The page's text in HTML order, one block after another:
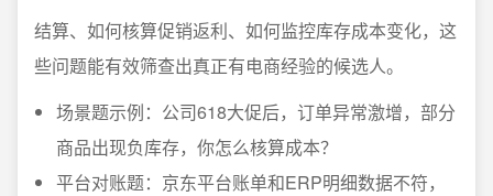
结算、如何核算促销返利、如何监控库存成本变化，这
些问题能有效筛查出真正有电商经验的候选人。
场景题示例：公司618大促后，订单异常激增，部分
商品出现负库存，你怎么核算成本？
平台对账题：京东平台账单和ERP明细数据不符，